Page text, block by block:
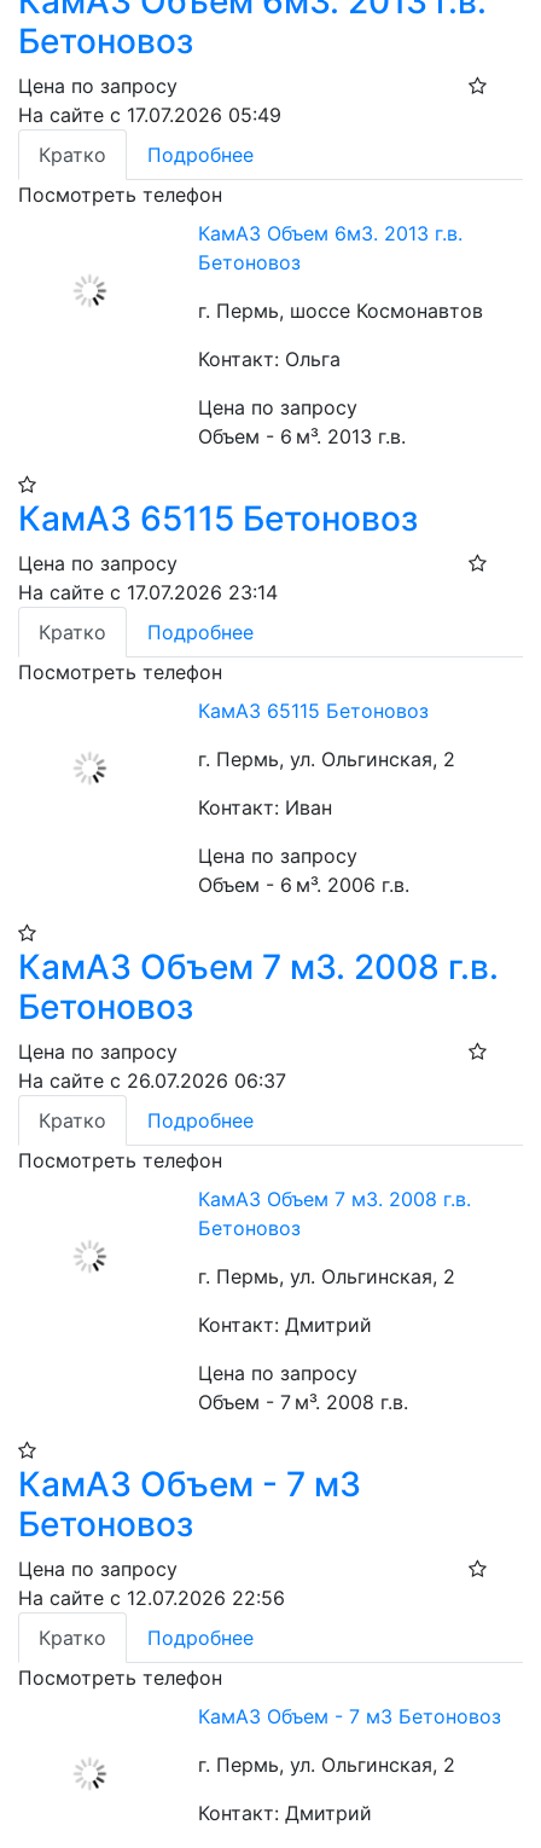
Бетоновоз
Цена по запросу
На сайте с 17.07.2026 05:49
Кратко
Подробнее
Посмотреть телефон
КамАЗ Объем 6м3. 2013 г.в.
Бетоновоз
г. Пермь, шоссе Космонавтов
Контакт: Ольга
Цена по запросу
Объем - 6 м³. 2013 г.в.
КамАЗ 65115 Бетоновоз
Цена по запросу
На сайте с 17.07.2026 23:14
Кратко
Подробнее
Посмотреть телефон
КамАЗ 65115 Бетоновоз
г. Пермь, ул. Ольгинская, 2
Контакт: Иван
Цена по запросу
Объем - 6 м³. 2006 г.в.
КамАЗ Объем 7 м3. 2008 г.в.
Бетоновоз
Цена по запросу
На сайте с 26.07.2026 06:37
Кратко
Подробнее
Посмотреть телефон
КамАЗ Объем 7 м3. 2008 г.в.
Бетоновоз
г. Пермь, ул. Ольгинская, 2
Контакт: Дмитрий
Цена по запросу
Объем - 7 м³. 2008 г.в.
КамАЗ Объем - 7 м3
Бетоновоз
Цена по запросу
На сайте с 12.07.2026 22:56
Кратко
Подробнее
Посмотреть телефон
КамАЗ Объем - 7 м3 Бетоновоз
г. Пермь, ул. Ольгинская, 2
Контакт: Дмитрий